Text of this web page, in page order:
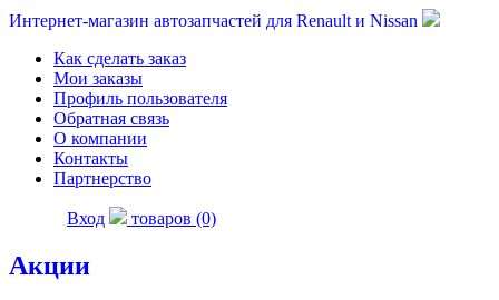
Интернет-магазин автозапчастей для Renault и Nissan
Как сделать заказ
Мои заказы
Профиль пользователя
Обратная связь
О компании
Контакты
Партнерство
Вход товаров (0)
Акции